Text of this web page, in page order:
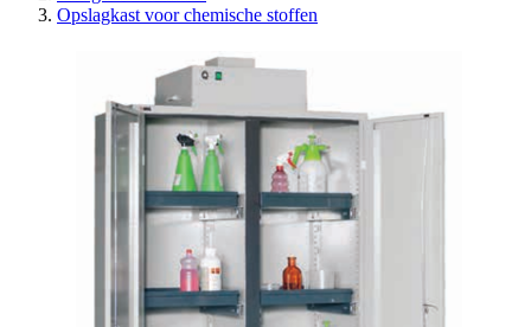
Opslagkast voor chemische stoffen